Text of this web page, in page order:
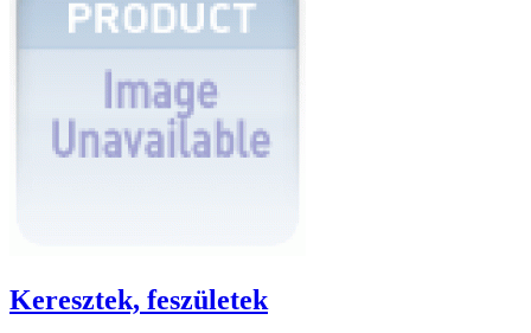
Keresztek, feszületek